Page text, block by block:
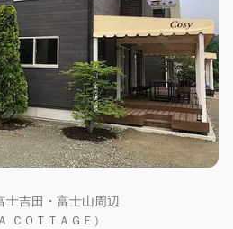
士吉田・富士山周辺
ＣＯＴＴＡＧＥ）